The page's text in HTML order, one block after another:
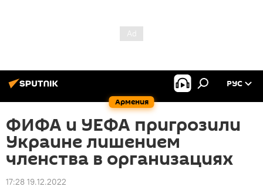
Армения
РУС
ФИФА и УЕФА пригрозили
Украине лишением
членства в организациях
17:28 19.12.2022